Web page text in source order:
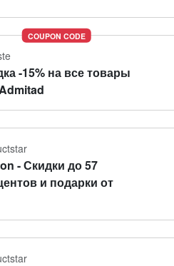
COUPON CODE
-15% на все товары
- Скидки до 57
и подарки от